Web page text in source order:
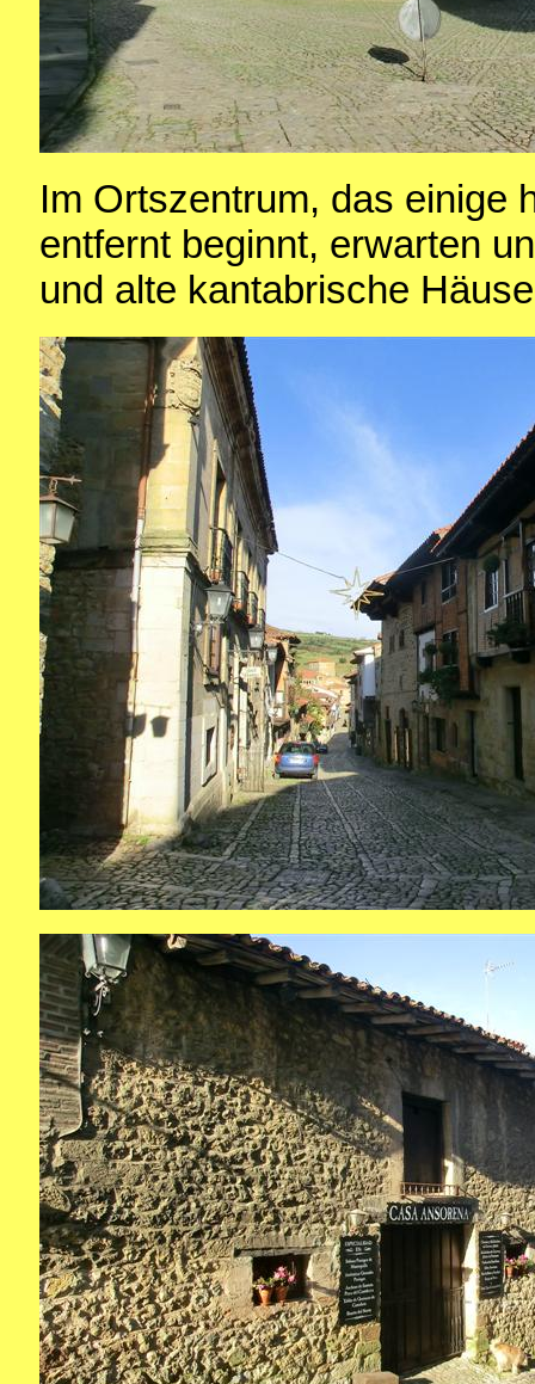
Im Ortszentrum, das einige
entfernt beginnt, erwarten
und alte kantabrische